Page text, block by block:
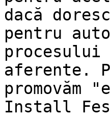
dacă
pentru
aferente.
Install